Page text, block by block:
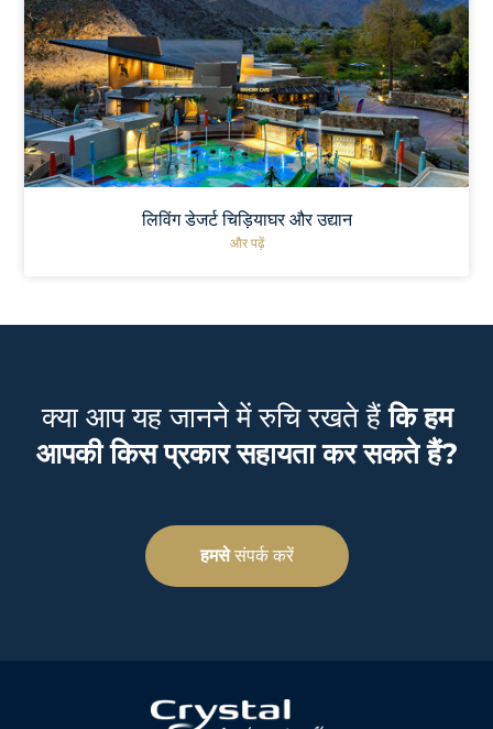
लिविंग डेजर्ट चिड़ियाघर और उद्यान
और पढ़ें
क्या आप यह जानने में रुचि रखते हैंकि हम
आपकी किस प्रकार सहायता कर सकते हैं?
हमसेसंपर्क करें